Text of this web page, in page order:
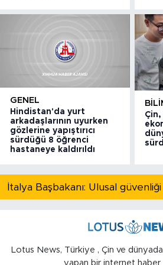
GENEL
Hindistan'da yurt
arkadaşlarının uyurken
gözlerine yapıştırıcı
sürdüğü 8 öğrenci
hastaneye kaldırıldı
Lotus News, Türkiye , Çin ve
yapan bir internet haber